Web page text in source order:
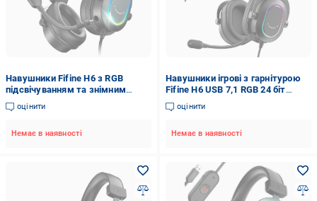
Навушники Fifine H6 з RGB
підсвічуванням та знімним
мікрофоном Black
оцінити
Немає в наявності
Навушники ігрові з гарнітурою
Fifine H6 USB 7,1 RGB 24 біт
(1883252830)
оцінити
Немає в наявності